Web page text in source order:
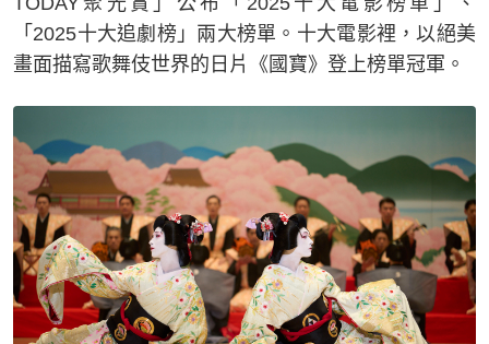
「2025十大追劇榜」兩大榜單。十大電影裡，以絕美
畫面描寫歌舞伎世界的日片《國寶》登上榜單冠軍。